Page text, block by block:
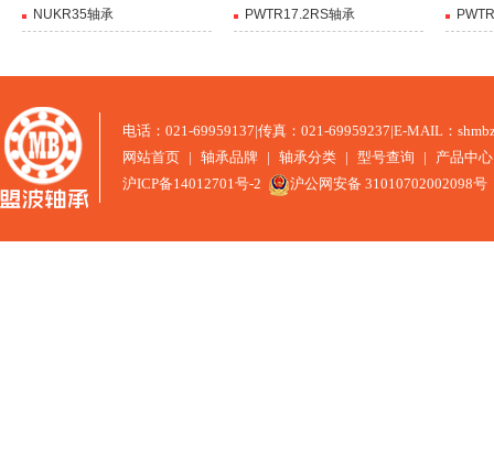
NUKR35轴承 PWTR17.2RS轴承
电话：021-69959137|传真：021-69959237|E-MAIL：
网站首页 | 轴承品牌 | 轴承分类 | 型号查询 |
产品中心
沪ICP备14012701号-2
沪公网安备 31010702002098号